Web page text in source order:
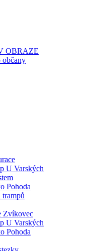
OBRAZE
občany
U Varských
Pohoda
trampů
Zvíkovec
U Varských
Pohoda